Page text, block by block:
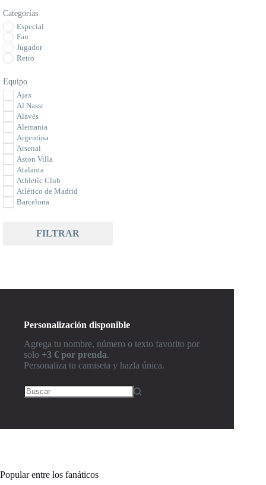
Categorías
Especial
Fan
Jugador
Retro
Equipo
Ajax
Al Nassr
Alavés
Alemania
Argentina
Arsenal
Aston Villa
Atalanta
Athletic Club
Atlético de Madrid
Barcelona
Benfica
Brasil
Chelsea
Club América
Colombia
Como
Crystal Palace
Fulham
FILTRAR
Personalización disponible
Agrega tu nombre, número o texto favorito por
solo +3 € por prenda.
Personaliza tu camiseta y hazla única.
Popular entre los fanáticos